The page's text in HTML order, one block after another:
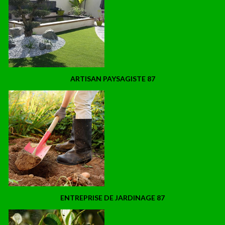
ARTISAN PAYSAGISTE 87
ENTREPRISE DE JARDINAGE 87